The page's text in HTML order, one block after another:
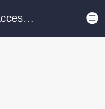
International Open Access Journal Platform